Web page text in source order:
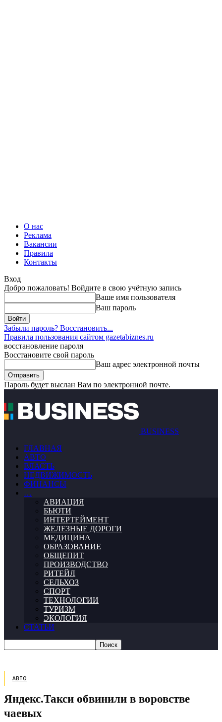
О нас
Реклама
Вакансии
Правила
Контакты
Вход
Добро пожаловать! Войдите в свою учётную запись
Ваше имя пользователя
Ваш пароль
Забыли пароль? Восстановить...
Правила пользования сайтом gazetabiznes.ru
восстановление пароля
Восстановите свой пароль
Ваш адрес электронной почты
Пароль будет выслан Вам по электронной почте.
BUSINESS
ГЛАВНАЯ
АВТО
ВЛАСТЬ
НЕДВИЖИМОСТЬ
ФИНАНСЫ
…
АВИАЦИЯ
БЬЮТИ
ИНТЕРТЕЙМЕНТ
ЖЕЛЕЗНЫЕ ДОРОГИ
МЕДИЦИНА
ОБРАЗОВАНИЕ
ОБЩЕПИТ
ПРОИЗВОДСТВО
РИТЕЙЛ
СЕЛЬХОЗ
СПОРТ
ТЕХНОЛОГИИ
ТУРИЗМ
ЭКОЛОГИЯ
СТАТЬИ
АВТО
Яндекс.Такси обвинили в воровстве
чаевых